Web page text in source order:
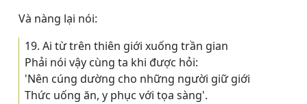
Và nàng lại nói:
19. Ai từ trên thiên giới xuống trần gian
Phải nói vậy cùng ta khi được hỏi:
'Nên cúng dường cho những người giữ giới
Thức uống ăn, y phục với tọa sàng'.